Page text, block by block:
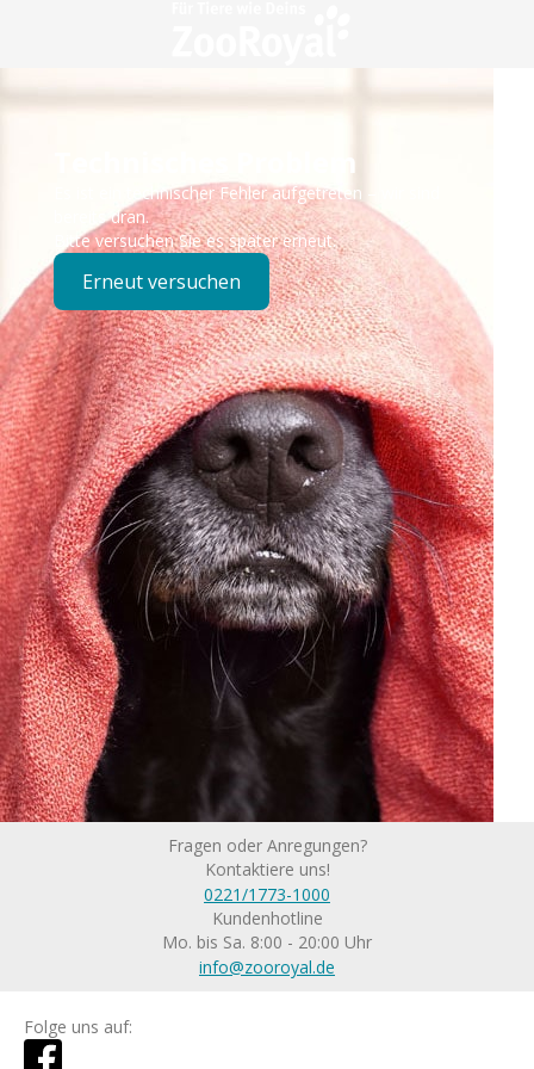
Technisches Problem
Es ist ein technischer Fehler aufgetreten – wir sind
bereits dran.
Bitte versuchen Sie es später erneut.
Erneut versuchen
Fragen oder Anregungen?
Kontaktiere uns!
0221/1773-1000
Kundenhotline
Mo. bis Sa. 8:00 - 20:00 Uhr
info@zooroyal.de
Folge uns auf: